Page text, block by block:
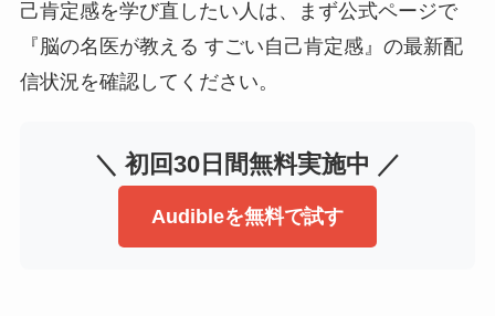
己肯定感を学び直したい人は、まず公式ページで
『脳の名医が教える すごい自己肯定感』の最新配
信状況を確認してください。
＼ 初回30日間無料実施中 ／
Audibleを無料で試す